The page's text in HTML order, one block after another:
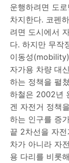
운행하려면 도
차지한다. 코펜
려면 도시에서
다. 하지만 무작
이동성
자가용 차량 대
하는 정책을 펼
하철은 2002년
겐 자전거 정책
하는 인구를 증
끝 2차선을 자
차가 아니라 자
용 다리를 비롯